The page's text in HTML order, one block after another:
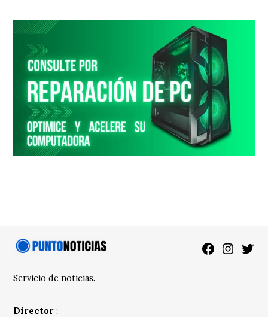
Facebook
Servicio de noticias.
Director :